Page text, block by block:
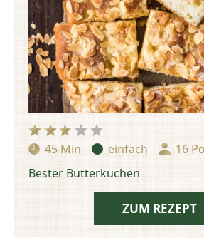
Zubereitungszeit:
45 Min Schwierigkeit:
einfach
16
Bester Butterkuchen
ZUM REZEPT